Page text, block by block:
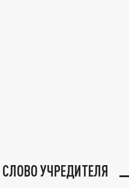
СЛОВО УЧРЕДИТЕЛЯ